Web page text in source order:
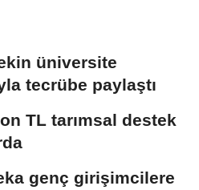
üniversite
tecrübe paylaştı
TL tarımsal destek
genç girişimcilere